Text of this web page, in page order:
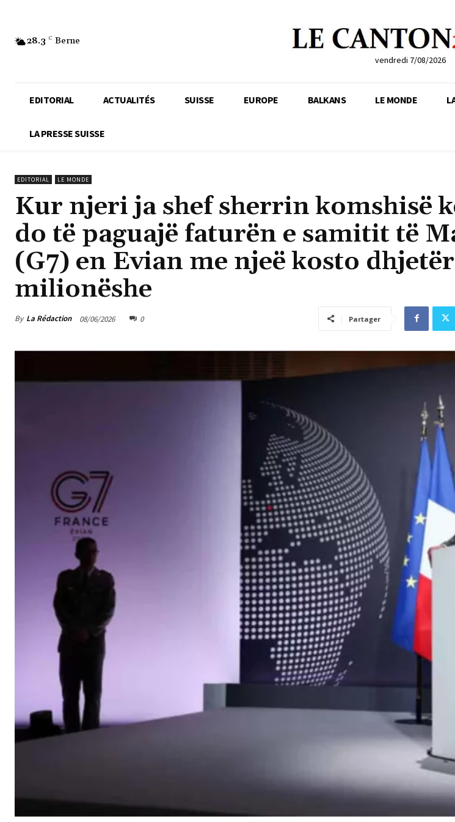
28.3 C Berne
vendredi 7/08/2026
EDITORIAL ACTUALITÉS SUISSE EUROPE BALKANS LE MONDE
LA PRESSE SUISSE
EDITORIAL LE MONDE
Kur njeri ja shef sherrin komshisë
do të paguajë faturën e samitit të
(G7) en Evian me njeë kosto
milionëshe
By La Rédaction 08/06/2026 0 Partager